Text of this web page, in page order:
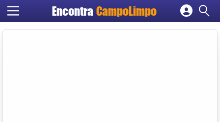
Encontra CampoLimpo
Cadastrar empresa